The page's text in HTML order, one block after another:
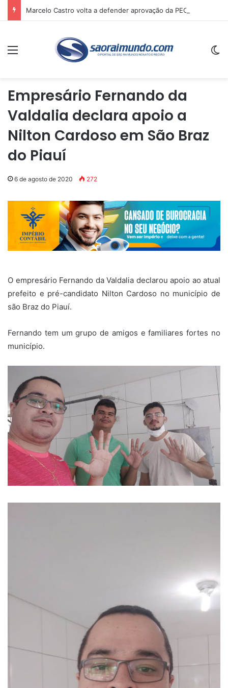
Menu
Empresário Fernando da
Valdalia declara apoio a
Nilton Cardoso em São Braz
do Piauí
6 de agosto de 2020 272
O empresário Fernando da Valdalia declarou apoio ao atual
prefeito e pré-candidato Nilton Cardoso no município de
são Braz do Piauí.
Fernando tem um grupo de amigos e familiares fortes no
município.